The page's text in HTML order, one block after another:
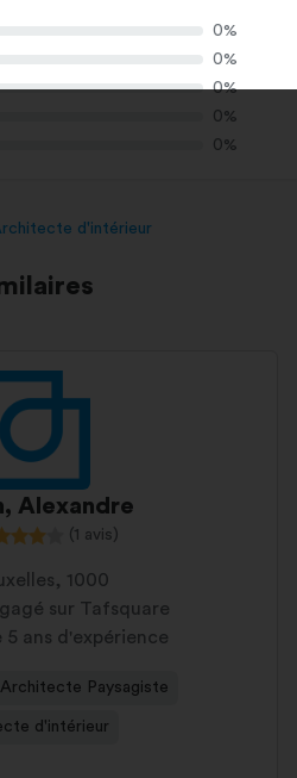
0%
0%
0%
0%
0%
d'intérieur
Alexandre
(1 avis)
1000
sur Tafsquare
5 ans d'expérience
Architecte Paysagiste
d'intérieur